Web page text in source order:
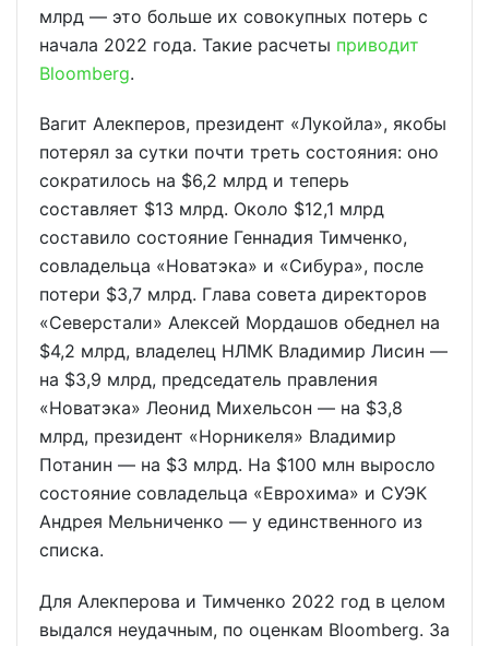
млрд — это больше их совокупных потерь с
начала 2022 года. Такие расчеты приводит
Bloomberg.
Вагит Алекперов, президент «Лукойла», якобы
потерял за сутки почти треть состояния: оно
сократилось на $6,2 млрд и теперь
составляет $13 млрд. Около $12,1 млрд
составило состояние Геннадия Тимченко,
совладельца «Новатэка» и «Сибура», после
потери $3,7 млрд. Глава совета директоров
«Северстали» Алексей Мордашов обеднел на
$4,2 млрд, владелец НЛМК Владимир Лисин —
на $3,9 млрд, председатель правления
«Новатэка» Леонид Михельсон — на $3,8
млрд, президент «Норникеля» Владимир
Потанин — на $3 млрд. На $100 млн выросло
состояние совладельца «Еврохима» и СУЭК
Андрея Мельниченко — у единственного из
списка.
Для Алекперова и Тимченко 2022 год в целом
выдался неудачным, по оценкам Bloomberg. За